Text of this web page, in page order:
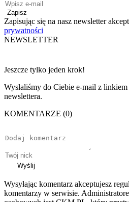
Zapisz
Zapisując się na nasz newsletter
prywatności
NEWSLETTER
Jeszcze tylko jeden krok!
Wysłaliśmy do Ciebie e-mail z
newslettera.
KOMENTARZE (0)
Wyślij
Wysyłając komentarz akceptujesz
komentarzy w serwisie.